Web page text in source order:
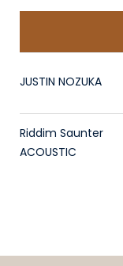
JUSTIN NOZUKA
Riddim Saunter
ACOUSTIC